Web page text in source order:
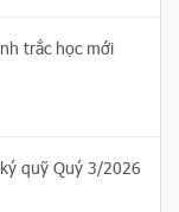
trắc học mới
quỹ Quý 3/2026